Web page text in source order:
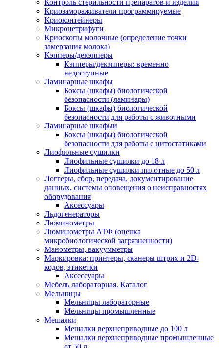
Контроль стерильности препаратов и изделий
Криозамораживатели программируемые
Криоконтейнеры
Микроцетрифуги
Криоскопы молочные (определение точки
замерзания молока)
Кэпперы/декэпперы
Кэпперы/декэпперы: временно
недоступные
Ламинарные шкафы
Боксы (шкафы) биологической
безопасности (ламинары)
Боксы (шкафы) биологической
безопасности для работы с животными
Ламинарные шкафыи
Боксы (шкафы) биологической
безопасности для работы с цитостатиками
Лиофильные сушилки
Лиофильные сушилки до 18 л
Лиофильные сушилки пилотные до 50 л
Логгеры, сбор, передача, документирование
данных, системы оповещения о неисправностях
оборудования
Аксессуары
Льдогенераторы
Люминометры
Люминометры АТФ (оценка
микробиологической загрязненности)
Манометры, вакуумметры
Маркировка: принтеры, сканеры штрих и 2D-
кодов, этикетки
Аксессуары
Мебель лабораторная. Каталог
Мельницы
Мельницы лабораторные
Мельницы промышленные
Мешалки
Мешалки верхнеприводные до 100 л
Мешалки верхнеприводные промышленные
от 50 л